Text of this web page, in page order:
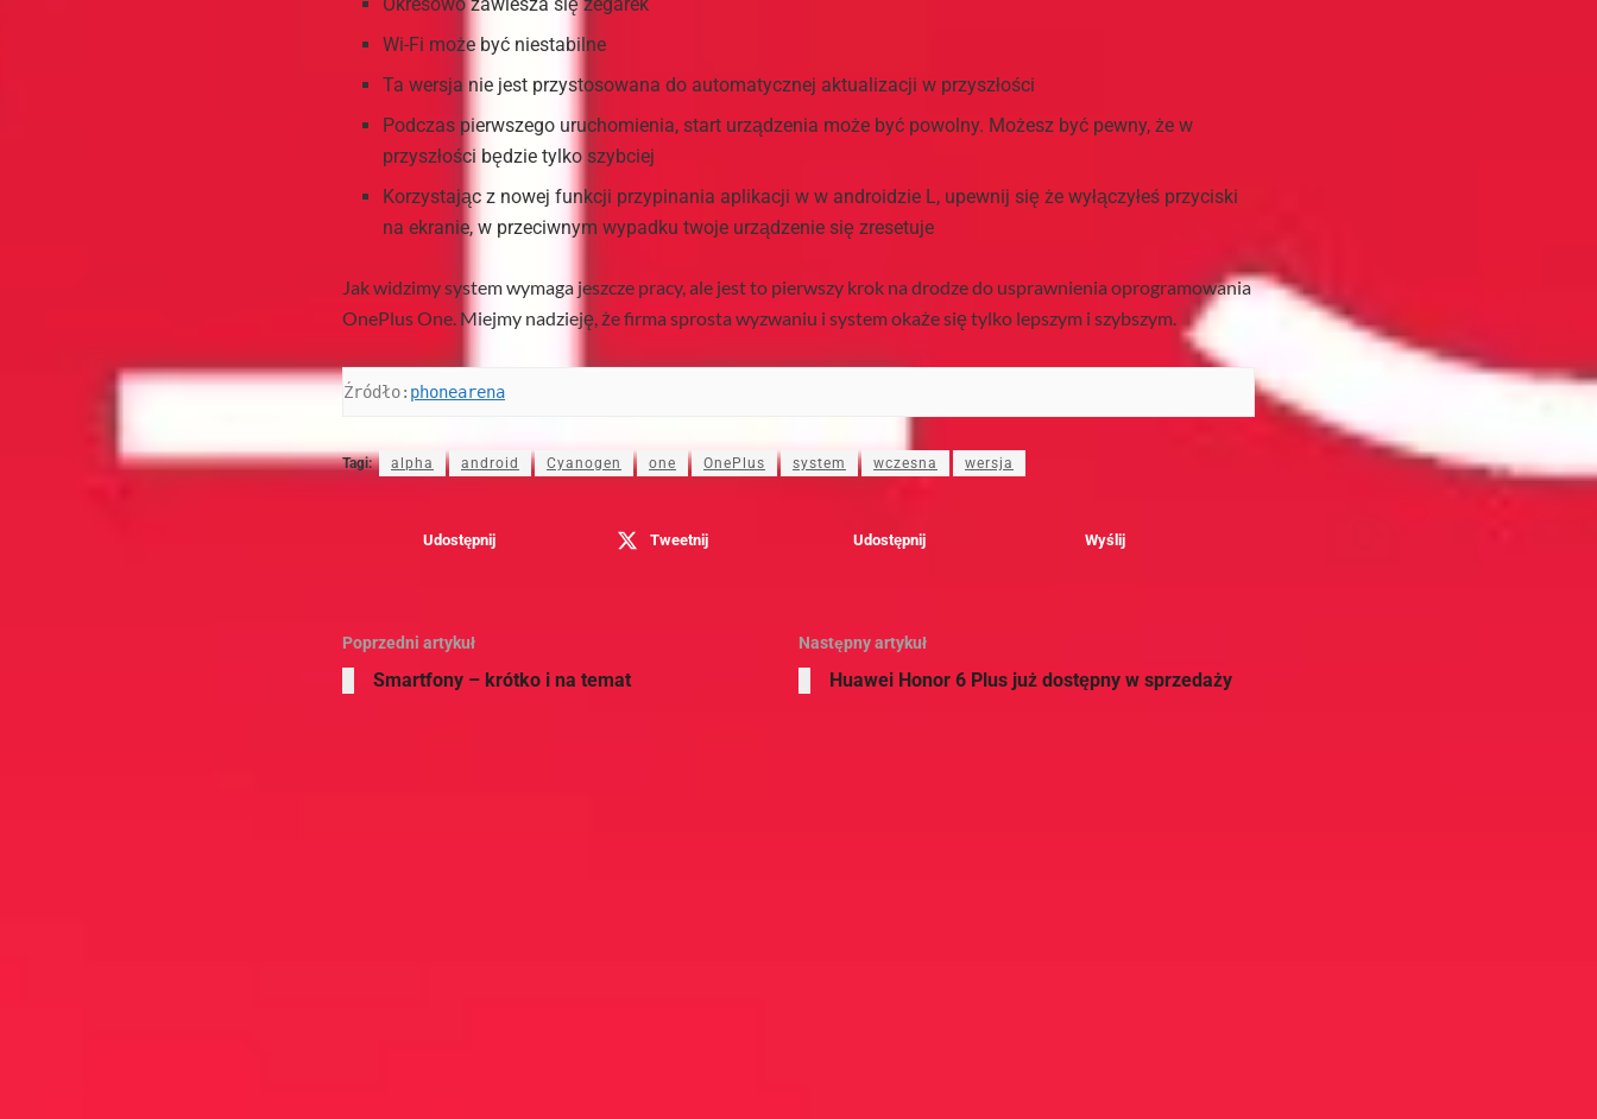
Wi-Fi może być niestabilne
Ta wersja nie jest przystosowana do automatycznej aktualizacji w przyszłości
Podczas pierwszego uruchomienia, start urządzenia może być powolny. Możesz być pewny, że w
przyszłości będzie tylko szybciej
Korzystając z nowej funkcji przypinania aplikacji w w androidzie L, upewnij się że wyłączyłeś przyciski
na ekranie, w przeciwnym wypadku twoje urządzenie się zresetuje
Jak widzimy system wymaga jeszcze pracy, ale jest to pierwszy krok na drodze do usprawnienia oprogramowania
OnePlus One. Miejmy nadzieję, że firma sprosta wyzwaniu i system okaże się tylko lepszym i szybszym.
Źródło: phonearena
Tagi: alpha android Cyanogen one OnePlus system wczesna wersja
Udostępnij Tweetnij Udostępnij Wyślij
Poprzedni artykuł
Smartfony – krótko i na temat
Następny artykuł
Huawei Honor 6 Plus już dostępny w sprzedaży